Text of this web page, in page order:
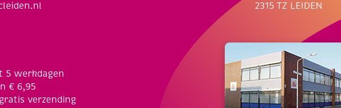
5 werkdagen
€ 6,95
verzending
2315 TZ LEIDEN